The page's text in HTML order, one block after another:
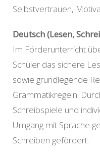
Selbstvertrauen,
Deutsch (Lesen,
Im Förderunterricht
Schüler das sichere
sowie grundlegende
Grammatikregeln.
Schreibspiele und
Umgang mit Sprache
Schreiben gefördert.